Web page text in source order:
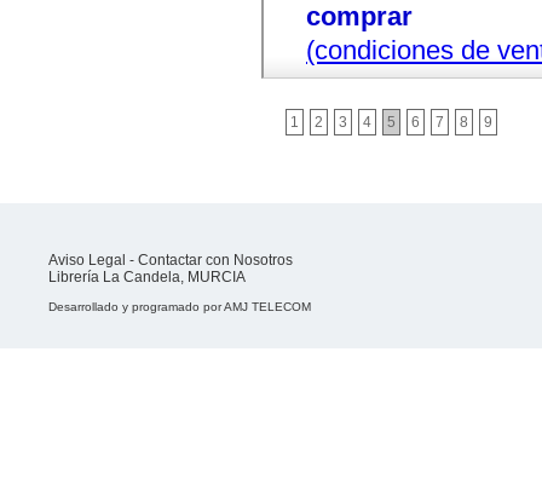
comprar
(condiciones de
1 2 3 4 5 6 7 8 9
Aviso Legal - Contactar con Nosotros
Librería La Candela, MURCIA
Desarrollado y programado porAMJ TELECOM